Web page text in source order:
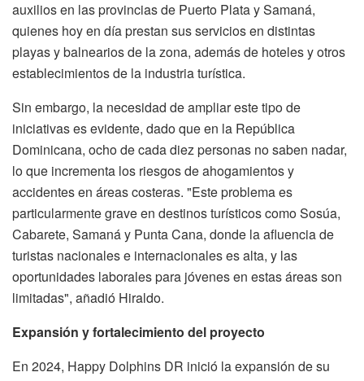
auxilios en las provincias de Puerto Plata y Samaná,
quienes hoy en día prestan sus servicios en distintas
playas y balnearios de la zona, además de hoteles y otros
establecimientos de la industria turística.
Sin embargo, la necesidad de ampliar este tipo de
iniciativas es evidente, dado que en la República
Dominicana, ocho de cada diez personas no saben nadar,
lo que incrementa los riesgos de ahogamientos y
accidentes en áreas costeras. "Este problema es
particularmente grave en destinos turísticos como Sosúa,
Cabarete, Samaná y Punta Cana, donde la afluencia de
turistas nacionales e internacionales es alta, y las
oportunidades laborales para jóvenes en estas áreas son
limitadas", añadió Hiraldo.
Expansión y fortalecimiento del proyecto
En 2024, Happy Dolphins DR inició la expansión de su